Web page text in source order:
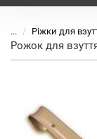
... Ріжки для
Рожок для